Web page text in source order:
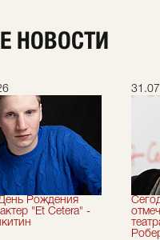
НОВОСТИ
Рождения
"Et Cetera" -